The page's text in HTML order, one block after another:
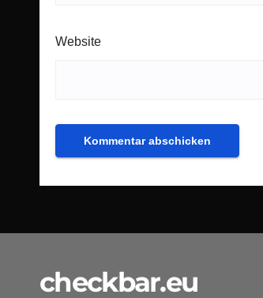
Website
checkbar.eu